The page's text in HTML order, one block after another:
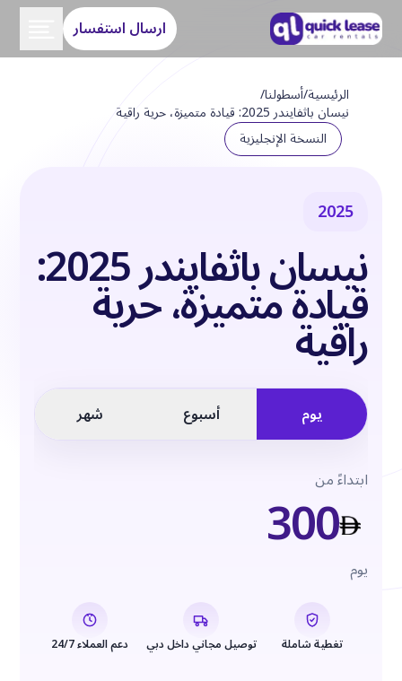
ارسال استفسار
الرئيسية/أسطولنا/
نيسان باثفايندر 2025: قيادة متميزة، حرية راقية
النسخة الإنجليزية
2025
نيسان باثفايندر 2025: قيادة متميزة، حرية
راقية
يوم أسبوع شهر
ابتداءً من300 يوم
تغطية شاملة توصيل مجاني داخل دبي دعم العملاء 24/7